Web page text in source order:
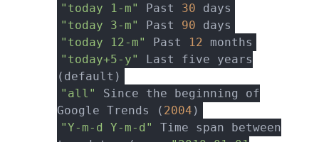
"today 1-m"
Past 30 days
"today 3-m"
Past 90 days
"today 12-m"
Past 12 months
"today+5-y"
Last five years
(default)
"all"
Since the beginning of
Google Trends ( 2004 )
"Y-m-d Y-m-d"
Time span between